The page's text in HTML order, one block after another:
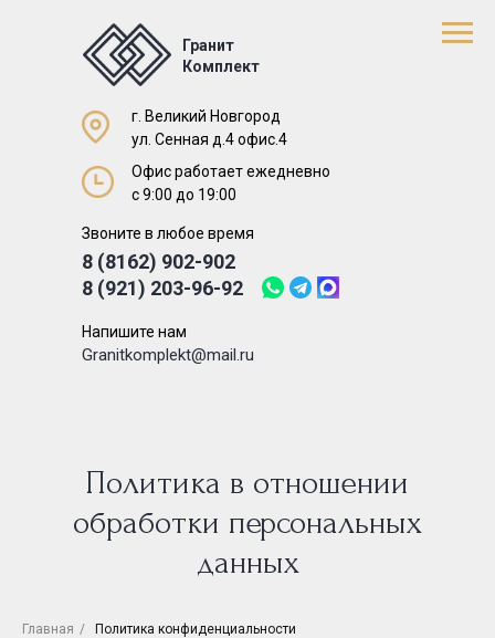
8 (921) 203-96-92
8 (8162) 902-902
Офис работает ежедневно
с 9:00 до 19:00
г. Великий Новгород
ул. Сенная д.4 офис.4
Звоните в любое время
Гранит
Комплект
Напишите нам
Granitkomplekt@mail.ru
Политика в отношении
обработки персональных
данных
Главная / Политика конфиденциальности